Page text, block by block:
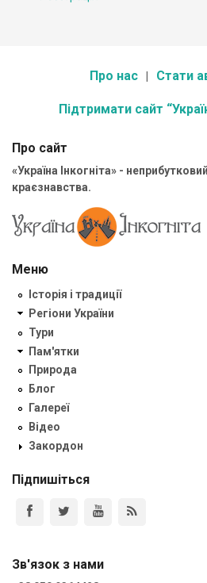
Про нас Стати
Підтримати сайт
Про сайт
«Україна Інкогніта» -
краєзнавства.
Меню
Історія і традиції
Регіони України
Тури
Пам'ятки
Природа
Блог
Галереї
Відео
Закордон
Підпишіться
Зв'язок з нами